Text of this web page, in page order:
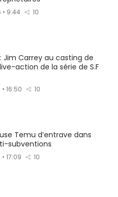
• 9:44 10
Jim Carrey au casting de
action de la série de S.F
16:50 10
Temu d’entrave dans
subventions
17:09 10